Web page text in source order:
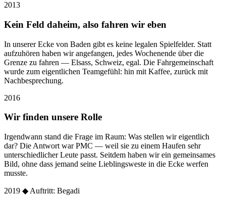
2013
Kein Feld daheim, also fahren wir eben
In unserer Ecke von Baden gibt es keine legalen Spielfelder. Statt
aufzuhören haben wir angefangen, jedes Wochenende über die
Grenze zu fahren — Elsass, Schweiz, egal. Die Fahrgemeinschaft
wurde zum eigentlichen Teamgefühl: hin mit Kaffee, zurück mit
Nachbesprechung.
2016
Wir finden unsere Rolle
Irgendwann stand die Frage im Raum: Was stellen wir eigentlich
dar? Die Antwort war PMC — weil sie zu einem Haufen sehr
unterschiedlicher Leute passt. Seitdem haben wir ein gemeinsames
Bild, ohne dass jemand seine Lieblingsweste in die Ecke werfen
musste.
2019 ◆ Auftritt: Begadi